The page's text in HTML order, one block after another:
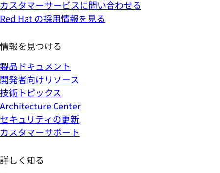
カスタマーサービスに問い合わせる
Red Hat の採用情報を見る
情報を見つける
製品ドキュメント
開発者向けリソース
技術トピックス
Architecture Center
セキュリティの更新
カスタマーサポート
詳しく知る